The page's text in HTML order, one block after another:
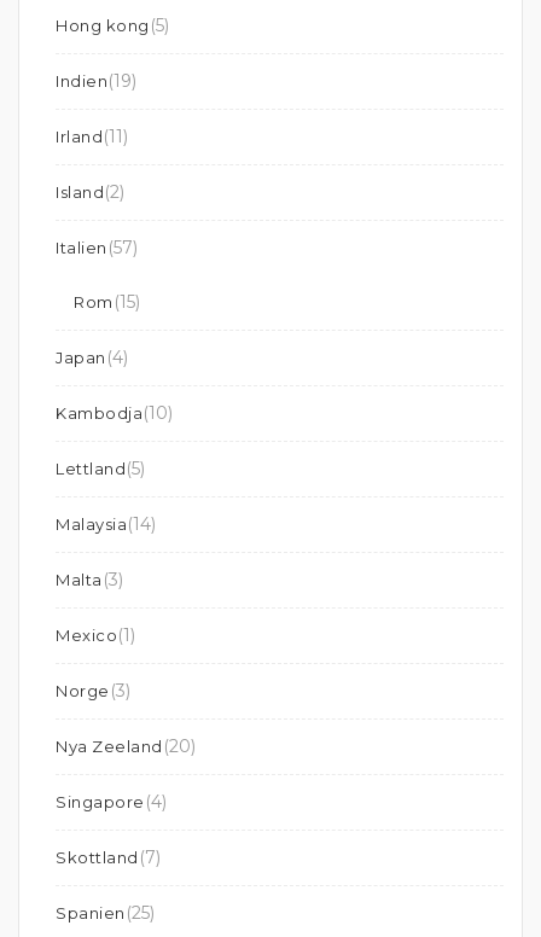
Hong kong (5)
Indien(19)
Irland(11)
Island(2)
Italien (57)
Rom (15)
Japan (4)
Kambodja(10)
Lettland(5)
Malaysia(14)
Malta (3)
Mexico(1)
Norge (3)
Nya Zeeland (20)
Singapore (4)
Skottland (7)
Spanien (25)